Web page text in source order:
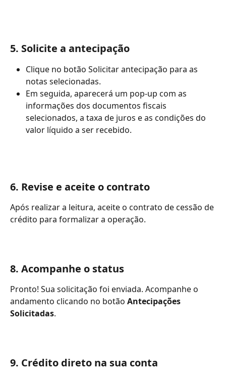
5. Solicite a antecipação
Clique no botão Solicitar antecipação para as
notas selecionadas.
Em seguida, aparecerá um pop-up com as
informações dos documentos fiscais
selecionados, a taxa de juros e as condições do
valor líquido a ser recebido.
6. Revise e aceite o contrato
Após realizar a leitura, aceite o contrato de cessão de
crédito para formalizar a operação.
8. Acompanhe o status
Pronto! Sua solicitação foi enviada. Acompanhe o
andamento clicando no botão Antecipações
Solicitadas.
9. Crédito direto na sua conta